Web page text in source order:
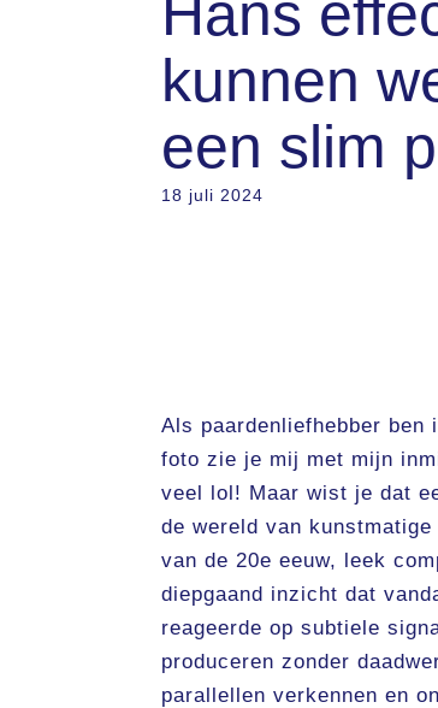
Hans
kunnen
een slim
18 juli 2024
Als paardenliefhebber
foto zie je mij met mijn
veel lol! Maar wist je dat
de wereld van
van de 20e eeuw, leek
diepgaand inzicht dat
reageerde op subtiele
produceren zonder
parallellen verkennen en